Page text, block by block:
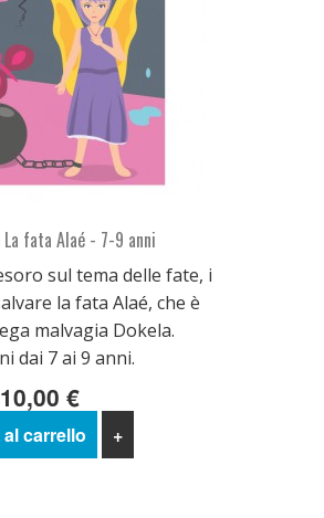
fata Alaé - 7-9 anni
sul tema delle fate, i
la fata Alaé, che è
malvagia Dokela.
dai 7 ai 9 anni.
10,00 €
carrello +